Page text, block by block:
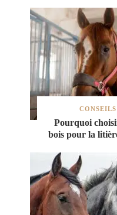
Pourquoi
bois pour la